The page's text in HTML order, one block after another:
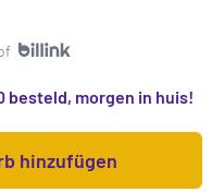
besteld, morgen in huis!
hinzufügen